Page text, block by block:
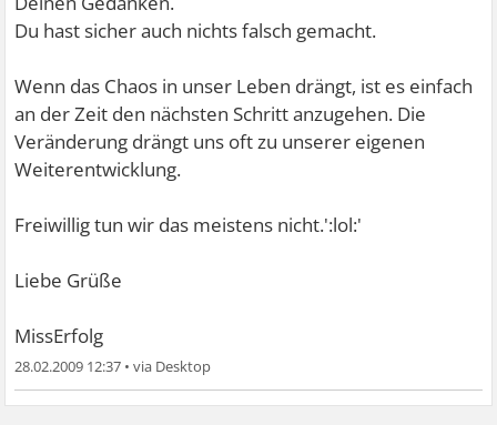
Du hast sicher auch nichts falsch gemacht.
Wenn das Chaos in unser Leben drängt, ist es einfach
an der Zeit den nächsten Schritt anzugehen. Die
Veränderung drängt uns oft zu unserer eigenen
Weiterentwicklung.
Freiwillig tun wir das meistens nicht.':lol:'
Liebe Grüße
MissErfolg
28.02.2009 12:37 •